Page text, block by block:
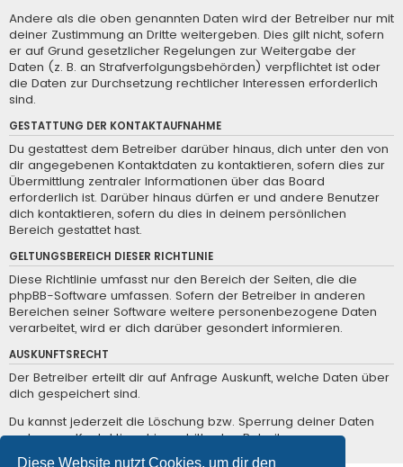
Diese Website nutzt Cookies, um dir den
Andere als die oben genannten Daten wird der Betreiber nur mit
deiner Zustimmung an Dritte weitergeben. Dies gilt nicht, sofern
er auf Grund gesetzlicher Regelungen zur Weitergabe der
Daten (z. B. an Strafverfolgungsbehörden) verpflichtet ist oder
die Daten zur Durchsetzung rechtlicher Interessen erforderlich
sind.
GESTATTUNG DER KONTAKTAUFNAHME
Du gestattest dem Betreiber darüber hinaus, dich unter den von
dir angegebenen Kontaktdaten zu kontaktieren, sofern dies zur
Übermittlung zentraler Informationen über das Board
erforderlich ist. Darüber hinaus dürfen er und andere Benutzer
dich kontaktieren, sofern du dies in deinem persönlichen
Bereich gestattet hast.
GELTUNGSBEREICH DIESER RICHTLINIE
Diese Richtlinie umfasst nur den Bereich der Seiten, die die
phpBB-Software umfassen. Sofern der Betreiber in anderen
Bereichen seiner Software weitere personenbezogene Daten
verarbeitet, wird er dich darüber gesondert informieren.
AUSKUNFTSRECHT
Der Betreiber erteilt dir auf Anfrage Auskunft, welche Daten über
dich gespeichert sind.
Du kannst jederzeit die Löschung bzw. Sperrung deiner Daten
verlangen. Kontaktiere hierzu bitte den Betreiber.